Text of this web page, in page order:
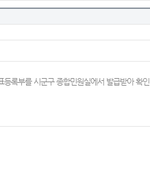
록부를 시군구 종합민원실에서 발급받아 확인